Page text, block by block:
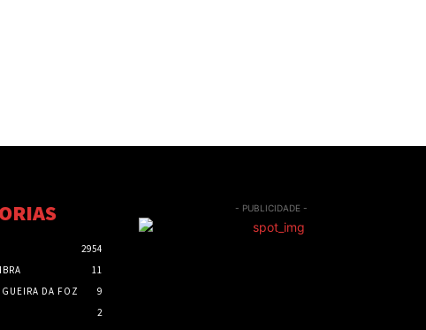
2954
11
DA FOZ
9
2
- PUBLICIDADE -